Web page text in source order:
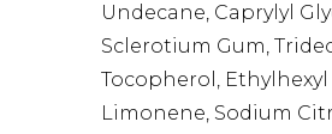
Undecane, Caprylyl
Sclerotium Gum,
Tocopherol, Ethylhexyl
Limonene, Sodium